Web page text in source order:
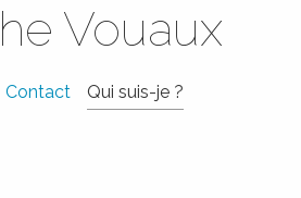
Vouaux
Contact Qui suis-je ?